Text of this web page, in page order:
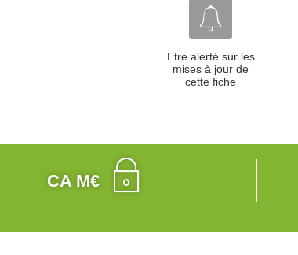
Etre alerté sur les
mises à jour de
cette fiche
CA M€